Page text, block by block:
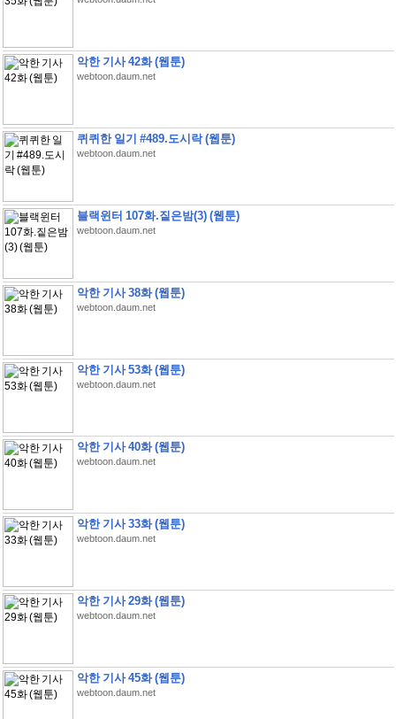
악한 기사 42화 (웹툰)
webtoon.daum.net
퀴퀴한 일기 #489.도시락 (웹툰)
webtoon.daum.net
블랙윈터 107화.짙은밤(3) (웹툰)
webtoon.daum.net
악한 기사 38화 (웹툰)
webtoon.daum.net
악한 기사 53화 (웹툰)
webtoon.daum.net
악한 기사 40화 (웹툰)
webtoon.daum.net
악한 기사 33화 (웹툰)
webtoon.daum.net
악한 기사 29화 (웹툰)
webtoon.daum.net
악한 기사 45화 (웹툰)
webtoon.daum.net